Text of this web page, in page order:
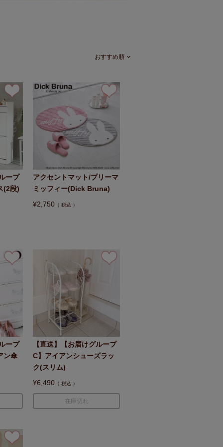
おすすめ順
ープ
(2段)
アクセントマット/プリーマ
ミッフィー(Dick Bruna)
¥2,750 税込
ープ
ン傘
【直送】【お届けグループ
C】アイアンシューズラッ
ク(スリム)
¥6,490 税込
在庫切れ